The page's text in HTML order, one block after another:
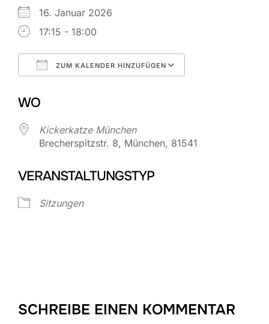
16. Januar 2026
17:15 - 18:00
ZUM KALENDER HINZUFÜGEN
WO
Kickerkatze München
Brecherspitzstr. 8, München, 81541
VERANSTALTUNGSTYP
Sitzungen
SCHREIBE EINEN KOMMENTAR